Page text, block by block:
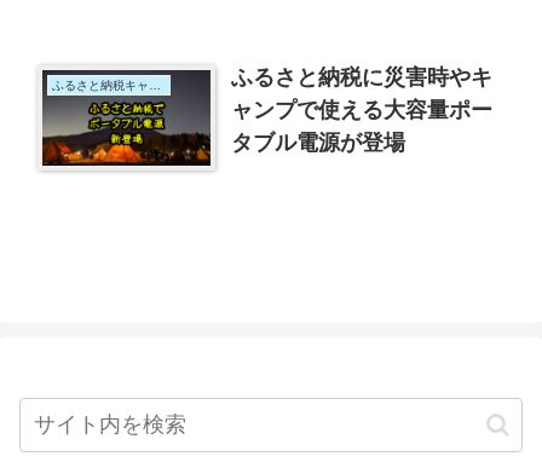
ふるさと納税キャンプ用品
ふるさと納税に災害時やキ
ャンプで使える大容量ポー
タブル電源が登場